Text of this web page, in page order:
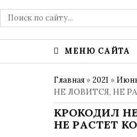
МЕНЮ САЙТА
Главная »2021 »
НЕ ЛОВИТСЯ, НЕ
КРОКОДИЛ
НЕ РАСТЕТ